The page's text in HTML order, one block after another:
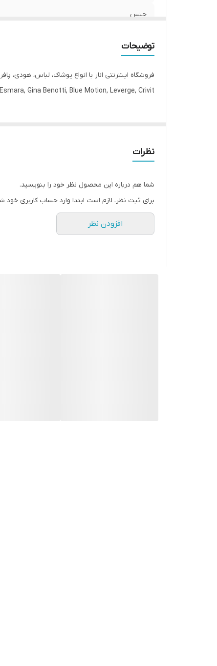
جنس
مورد استفاده
توضیحات
فروشگاه اینترنتی انار با انواع پوشاک، لباس،
Esmara, Gina Benotti, Blue Motion, Leverge, Crivit با ارسال فوری به کل کشور درخدمت شما عزیزان می‌باشد.
نظرات
شما هم درباره این محصول نظر خود را بنویسید.
برای ثبت نظر، لازم است ابتدا وارد حساب کاربری خود
افزودن نظر